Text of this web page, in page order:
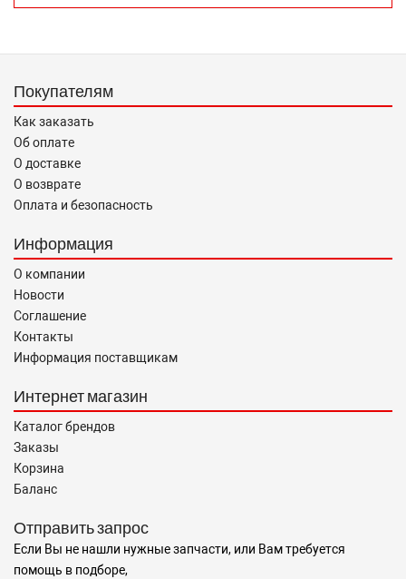
«О защите прав потребителей».
Покупателям
Как заказать
Об оплате
О доставке
О возврате
Оплата и безопасность
Информация
О компании
Новости
Соглашение
Контакты
Информация поставщикам
Интернет магазин
Каталог брендов
Заказы
Корзина
Баланс
Отправить запрос
Если Вы не нашли нужные запчасти, или Вам требуется
помощь в подборе,